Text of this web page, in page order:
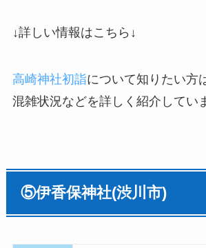
↓詳しい情報はこちら↓
高崎神社初詣について知りたい方
混雑状況などを詳しく紹介してい
⑤伊香保神社(渋川市)